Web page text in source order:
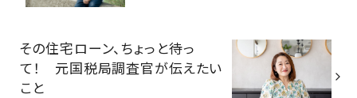
その住宅ローン、ちょっと待っ
て！ 元国税局調査官が伝えたい
こと